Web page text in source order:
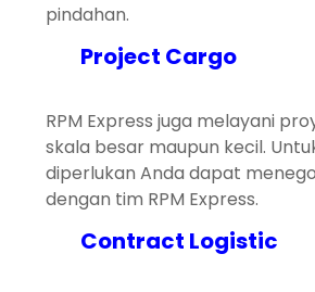
pindahan.
Project Cargo
RPM Express juga melayani
skala besar maupun kecil.
diperlukan Anda dapat
dengan tim RPM Express.
Contract Logistic